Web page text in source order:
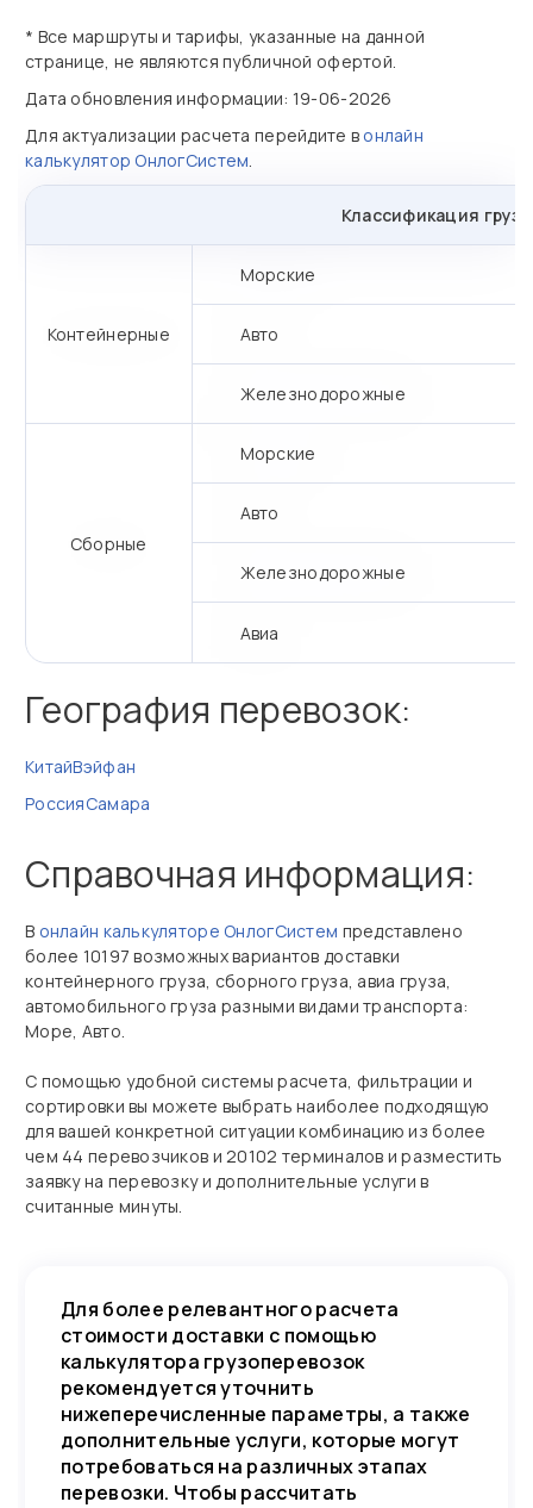
* Все маршруты и тарифы, указанные на данной
странице, не являются публичной офертой.
Дата обновления информации: 19-06-2026
Для актуализации расчета перейдите в онлайн
калькулятор ОнлогСистем.
Классификация
Контейнерные
Морские
Авто
Железнодорожные
Сборные
Морские
Авто
Железнодорожные
Авиа
География перевозок:
КитайВэйфан
РоссияСамара
Справочная информация:
В онлайн калькуляторе ОнлогСистем представлено
более 10197 возможных вариантов доставки
контейнерного груза, сборного груза, авиа груза,
автомобильного груза разными видами транспорта:
Море, Авто.
С помощью удобной системы расчета, фильтрации и
сортировки вы можете выбрать наиболее подходящую
для вашей конкретной ситуации комбинацию из более
чем 44 перевозчиков и 20102 терминалов и разместить
заявку на перевозку и дополнительные услуги в
считанные минуты.
Для более релевантного расчета
стоимости доставки с помощью
калькулятора грузоперевозок
рекомендуется уточнить
нижеперечисленные параметры, а также
дополнительные услуги, которые могут
потребоваться на различных этапах
перевозки. Чтобы рассчитать